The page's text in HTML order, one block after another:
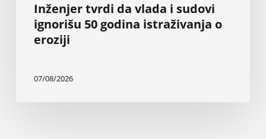
Inženjer tvrdi da vlada i sudovi
ignorišu 50 godina istraživanja o
eroziji
07/08/2026